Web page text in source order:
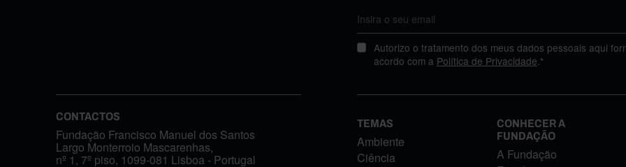
Autorizo o tratamento dos meus dados pessoais aqui
acordo com a Política de Privacidade.*
CONTACTOS
Fundação Francisco Manuel dos Santos
Largo Monterroio Mascarenhas,
nº 1, 7º piso, 1099-081 Lisboa - Portugal
TEMAS
Ambiente
Ciência
CONHECER A
FUNDAÇÃO
A Fundação